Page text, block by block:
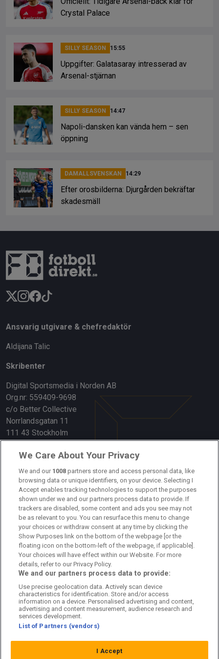
Crystal Palace
SILLY SEASON 15:55
Uppgifter: Galatasaray intresserad av
Arsenal-stjärnan
SILLY SEASON 14:47
Napoli-dansken kan vända hem – sen
öppning
DAMALLSVENSKAN 14:29
Efter orosbilderna: Djurgården bekräftar
skadesmäll
Ansvarig utgivare & chefredaktör
Aldijana Talic
Skribenter
Digital Sportsmedia i Norden AB
Org.nr: 559409-9698
c/o Better Collective
Norrlandsgatan 11
111 43 Stockholm
Länkar
Om oss
Kontakta oss
Kundtjänst
Sponsor: Rekatochklart
Annonsera på Fotbolldirekt
Redaktionell policy
Personuppgiftspolicy
Cookiepolicy
Arkiv
We Care About Your Privacy
We and our 1008 partners store and access personal data, like
browsing data or unique identifiers, on your device. Selecting I
Accept enables tracking technologies to support the purposes
shown under we and our partners process data to provide. If
trackers are disabled, some content and ads you see may not
be as relevant to you. You can resurface this menu to change
your choices or withdraw consent at any time by clicking the
Show Purposes link on the bottom of the webpage [or the
floating icon on the bottom-left of the webpage, if applicable].
Your choices will have effect within our Website. For more
details, refer to our Privacy Policy.
We and our partners process data to provide:
Use precise geolocation data. Actively scan device
characteristics for identification. Store and/or access
information on a device. Personalised advertising and content,
advertising and content measurement, audience research and
services development.
List of Partners (vendors)
I Accept